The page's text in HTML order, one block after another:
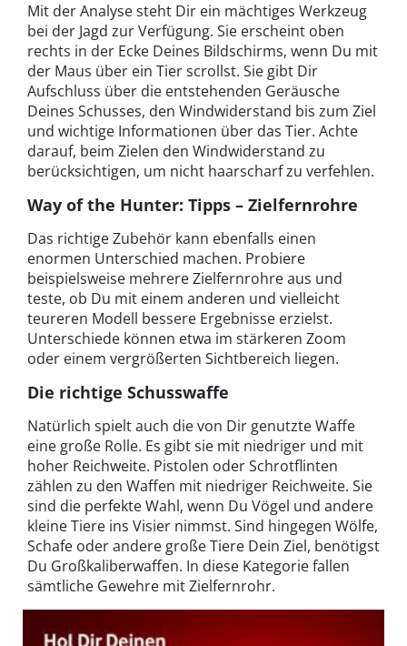
Mit der Analyse steht Dir ein mächtiges Werkzeug
bei der Jagd zur Verfügung. Sie erscheint oben
rechts in der Ecke Deines Bildschirms, wenn Du mit
der Maus über ein Tier scrollst. Sie gibt Dir
Aufschluss über die entstehenden Geräusche
Deines Schusses, den Windwiderstand bis zum Ziel
und wichtige Informationen über das Tier. Achte
darauf, beim Zielen den Windwiderstand zu
berücksichtigen, um nicht haarscharf zu verfehlen.
Way of the Hunter: Tipps – Zielfernrohre
Das richtige Zubehör kann ebenfalls einen
enormen Unterschied machen. Probiere
beispielsweise mehrere Zielfernrohre aus und
teste, ob Du mit einem anderen und vielleicht
teureren Modell bessere Ergebnisse erzielst.
Unterschiede können etwa im stärkeren Zoom
oder einem vergrößerten Sichtbereich liegen.
Die richtige Schusswaffe
Natürlich spielt auch die von Dir genutzte Waffe
eine große Rolle. Es gibt sie mit niedriger und mit
hoher Reichweite. Pistolen oder Schrotflinten
zählen zu den Waffen mit niedriger Reichweite. Sie
sind die perfekte Wahl, wenn Du Vögel und andere
kleine Tiere ins Visier nimmst. Sind hingegen Wölfe,
Schafe oder andere große Tiere Dein Ziel, benötigst
Du Großkaliberwaffen. In diese Kategorie fallen
sämtliche Gewehre mit Zielfernrohr.